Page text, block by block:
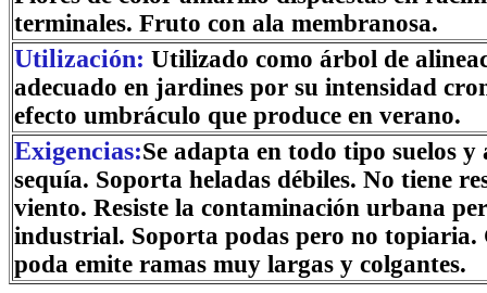
terminales. Fruto con ala membranosa.
Utilización: Utilizado como árbol de
adecuado en jardines por su intensidad
efecto umbráculo que produce en verano.
Exigencias:Se adapta en todo tipo suelos y
sequía. Soporta heladas débiles. No tiene
viento. Resiste la contaminación urbana
industrial. Soporta podas pero no topiaria.
poda emite ramas muy largas y colgantes.